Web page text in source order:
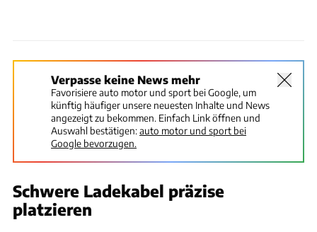
Verpasse keine News mehr
Favorisiere auto motor und sport bei Google, um
künftig häufiger unsere neuesten Inhalte und News
angezeigt zu bekommen. Einfach Link öffnen und
Auswahl bestätigen:auto motor und sport bei
Google bevorzugen.
Schwere Ladekabel präzise
platzieren